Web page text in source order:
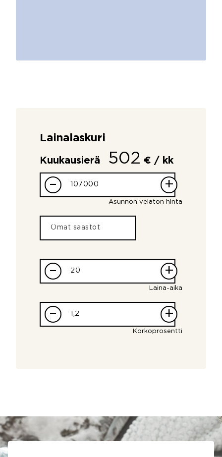
Lainalaskuri
Kuukausierä 502 € / kk
– +
Asunnon velaton hinta
– +
Laina-aika
– +
Korkoprosentti